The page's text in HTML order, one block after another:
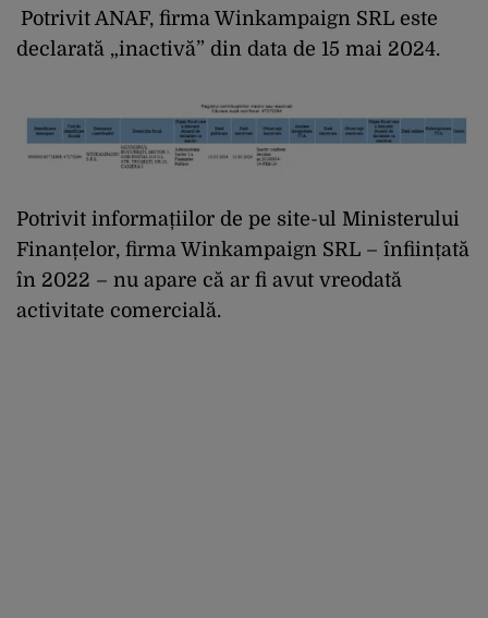
Potrivit ANAF, firma Winkampaign SRL este
declarată „inactivă” din data de 15 mai 2024.
Potrivit informațiilor de pe site-ul Ministerului
Finanțelor, firma Winkampaign SRL – înființată
în 2022 – nu apare că ar fi avut vreodată
activitate comercială.